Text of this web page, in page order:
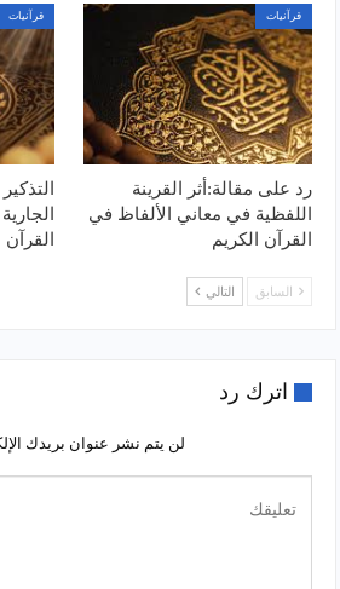
قرآنيات
رد على مقالة:أثر القرينة
اللفظية في معاني الألفاظ في
القرآن الكريم
قرآنيات
القرآن
السابق التالي
اترك رد
لن يتم نشر عنوان بريدك